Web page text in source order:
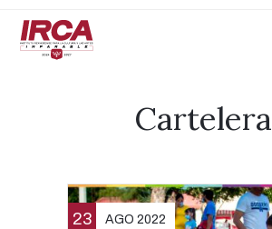
Cartelera
23 AGO 2022